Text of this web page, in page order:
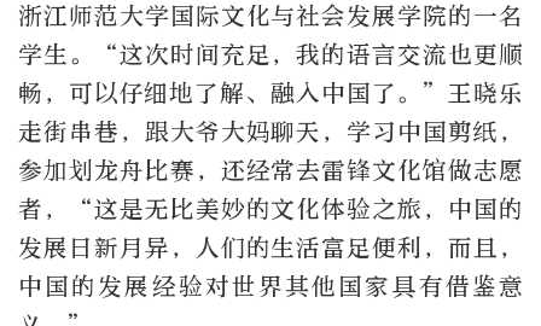
浙江师范大学国际文化与社会发展学院的一名
学生。“这次时间充足，我的语言交流也更顺
畅，可以仔细地了解、融入中国了。”王晓乐
走街串巷，跟大爷大妈聊天，学习中国剪纸，
参加划龙舟比赛，还经常去雷锋文化馆做志愿
者，“这是无比美妙的文化体验之旅，中国的
发展日新月异，人们的生活富足便利，而且，
中国的发展经验对世界其他国家具有借鉴意